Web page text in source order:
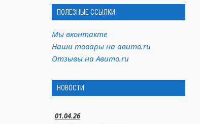
ПОЛЕЗНЫЕ ССЫЛКИ
Мы вконтакте
Наши товары на авито.ru
Отзывы на Авито.ru
НОВОСТИ
01.04.26